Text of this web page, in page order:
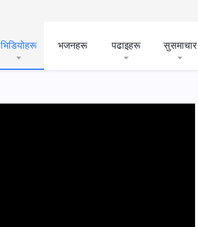
भिडियोहरू भजनहरू पढाइहरू सुसमाचार